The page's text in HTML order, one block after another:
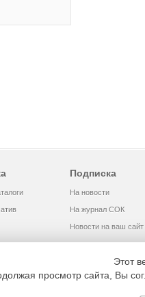
Подписка
На новости
На журнал СОК
Новости на ваш сайт
Этот
просмотр сайта, Вы